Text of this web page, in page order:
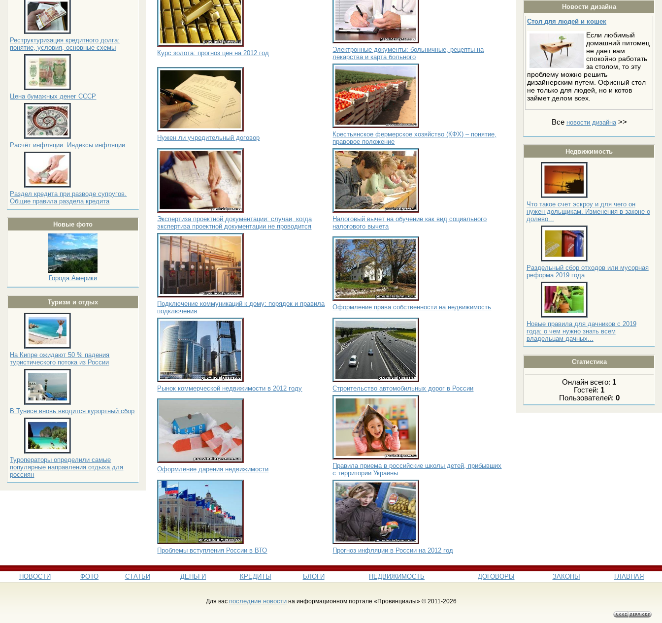
Реструктуризация кредитного долга:
понятие, условия, основные схемы
Цена бумажных денег СССР
Расчёт инфляции. Индексы инфляции
Раздел кредита при разводе супругов.
Общие правила раздела кредита
Новые фото
Города Америки
Туризм и отдых
На Кипре ожидают 50 % падения
туристического потока из России
В Тунисе вновь вводится курортный сбор
Туроператоры определили самые
популярные направления отдыха для
россиян
Новости дизайна
Стол для людей и кошек
Если любимый
домашний питомец
не дает вам
спокойно работать
за столом, то эту
проблему можно решить
дизайнерским путем. Офисный стол
не только для людей, но и котов
займет делом всех.
Все новости дизайна>>
Недвижимость
Что такое счет эскроу и для чего он
нужен дольщикам. Изменения в законе о
долево...
Раздельный сбор отходов или мусорная
реформа 2019 года
Новые правила для дачников с 2019
года: о чем нужно знать всем
владельцам дачных...
Статистика
Онлайн всего: 1
Гостей: 1
Пользователей: 0
Курс золота: прогноз цен на 2012 год
Электронные документы: больничные, рецепты на
лекарства и карта больного
Нужен ли учредительный договор
Крестьянское фермерское хозяйство (КФХ) – понятие,
правовое положение
Экспертиза проектной документации: случаи, когда
экспертиза проектной документации не проводится
Налоговый вычет на обучение как вид социального
налогового вычета
Подключение коммуникаций к дому: порядок и правила
подключения
Оформление права собственности на недвижимость
Рынок коммерческой недвижимости в 2012 году Строительство автомобильных дорог в России
Оформление дарения недвижимости
Правила приема в российские школы детей, прибывших
с территории Украины
Проблемы вступления России в ВТО Прогноз инфляции в России на 2012 год
НОВОСТИ ФОТО СТАТЬИ ДЕНЬГИ КРЕДИТЫ БЛОГИ НЕДВИЖИМОСТЬ ДОГОВОРЫ ЗАКОНЫ ГЛАВНАЯ
Для вас последние новостина информационном портале «Провинциалы» © 2011-2026